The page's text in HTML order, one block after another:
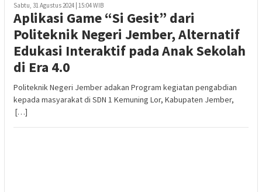
Sabtu, 31 Agustus 2024 | 15:04 WIB
Aplikasi Game “Si Gesit” dari
Politeknik Negeri Jember, Alternatif
Edukasi Interaktif pada Anak Sekolah
di Era 4.0
Politeknik Negeri Jember adakan Program kegiatan pengabdian
kepada masyarakat di SDN 1 Kemuning Lor, Kabupaten Jember,
[…]